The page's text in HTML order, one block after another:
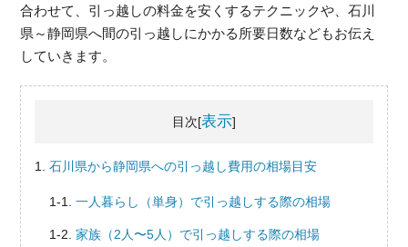
合わせて、引っ越しの料金を安くするテクニックや、石川
県～静岡県へ間の引っ越しにかかる所要日数などもお伝え
していきます。
目次[表示]
石川県から静岡県への引っ越し費用の相場目安
一人暮らし（単身）で引っ越しする際の相場
家族（2人〜5人）で引っ越しする際の相場